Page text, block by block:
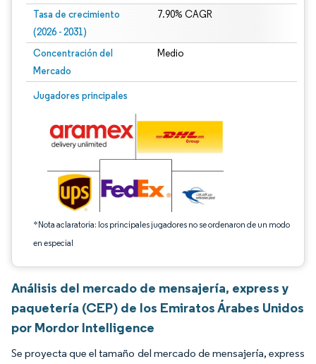
Tasa de crecimiento
(2026 - 2031)
7.90% CAGR
Concentración del
Mercado
Medio
Jugadores principales
*Nota aclaratoria: los principales jugadores no se ordenaron de un modo
en especial
Imagen © Mordor Intelligence. El uso requiere atribución según CC BY 4.0.
Análisis del mercado de mensajería, express y
paquetería (CEP) de los Emiratos Árabes Unidos
por Mordor Intelligence
Se proyecta que el tamaño del mercado de mensajería, express